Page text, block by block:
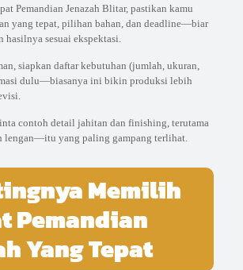
Pemandian Jenazah Blitar, pastikan kamu
yang tepat, pilihan bahan, dan deadline—biar
hasilnya sesuai ekspektasi.
siapkan daftar kebutuhan (jumlah, ukuran,
dulu—biasanya ini bikin produksi lebih
contoh detail jahitan dan finishing, terutama
lengan—itu yang paling gampang terlihat.
Memilih
Pemandian
Yang Tepat